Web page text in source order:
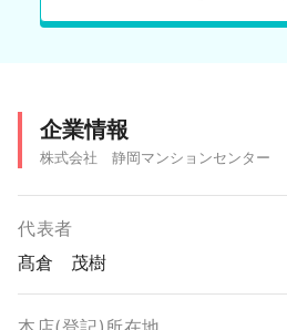
企業情報
株式会社 静岡マンションセンター
代表者
髙倉 茂樹